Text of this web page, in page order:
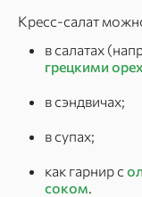
Кресс-салат
в салатах
грецкими
в сэндвичах;
в супах;
как гарнир с
соком.